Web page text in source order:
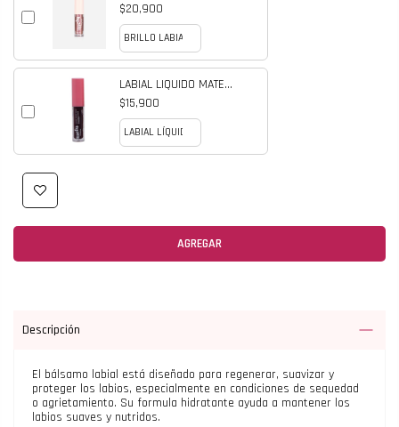
$20,900
LABIAL LIQUIDO MATE
MELU
$15,900
AGREGAR
Descripción
El bálsamo labial está diseñado para regenerar, suavizar y
proteger los labios, especialmente en condiciones de sequedad
o agrietamiento. Su formula hidratante ayuda a mantener los
labios suaves y nutridos.